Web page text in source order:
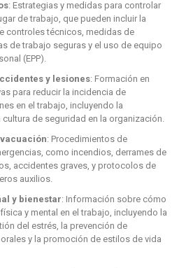
: Estrategias y medidas para controlar
de trabajo, que pueden incluir la
controles técnicos, medidas de
de trabajo seguras y el uso de equipo
(EPP).
y lesiones: Formación en
para reducir la incidencia de
en el trabajo, incluyendo la
de seguridad en la organización.
: Procedimientos de
como incendios, derrames de
accidentes graves, y protocolos de
auxilios.
y bienestar: Información sobre cómo
y mental en el trabajo, incluyendo la
del estrés, la prevención de
y la promoción de estilos de vida